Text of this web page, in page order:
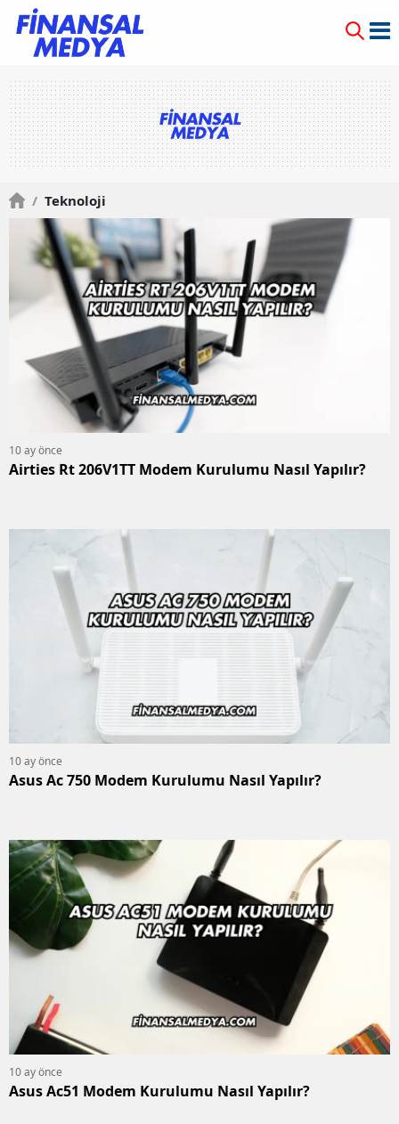
/ Teknoloji
10 ay önce
Airties Rt 206V1TT Modem Kurulumu Nasıl Yapılır?
10 ay önce
Asus Ac 750 Modem Kurulumu Nasıl Yapılır?
10 ay önce
Asus Ac51 Modem Kurulumu Nasıl Yapılır?